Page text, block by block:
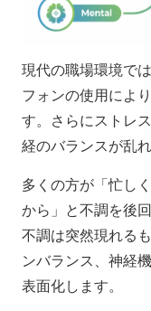
現代の職場環境で
フォンの使用によ
す。さらにストレ
経のバランスが乱
多くの方が「忙し
から」と不調を後
不調は突然現れる
ンバランス、神経
表面化します。